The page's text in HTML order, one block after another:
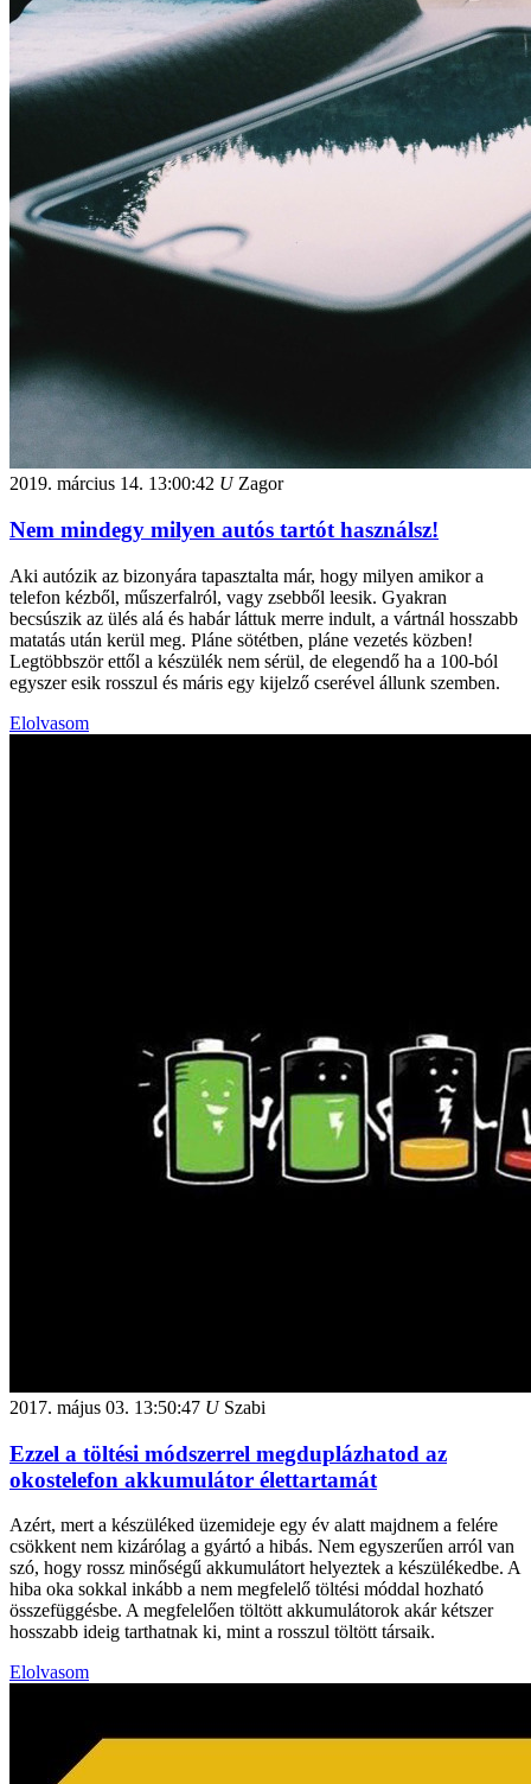
2019. március 14. 13:00:42 UZagor
Nem mindegy milyen autós tartót használsz!
Aki autózik az bizonyára tapasztalta már, hogy milyen amikor a
telefon kézből, műszerfalról, vagy zsebből leesik. Gyakran
becsúszik az ülés alá és habár láttuk merre indult, a vártnál hosszabb
matatás után kerül meg. Pláne sötétben, pláne vezetés közben!
Legtöbbször ettől a készülék nem sérül, de elegendő ha a 100-ból
egyszer esik rosszul és máris egy kijelző cserével állunk szemben.
Elolvasom
2017. május 03. 13:50:47 USzabi
Ezzel a töltési módszerrel megduplázhatod az
okostelefon akkumulátor élettartamát
Azért, mert a készüléked üzemideje egy év alatt majdnem a felére
csökkent nem kizárólag a gyártó a hibás. Nem egyszerűen arról van
szó, hogy rossz minőségű akkumulátort helyeztek a készülékedbe. A
hiba oka sokkal inkább a nem megfelelő töltési móddal hozható
összefüggésbe. A megfelelően töltött akkumulátorok akár kétszer
hosszabb ideig tarthatnak ki, mint a rosszul töltött társaik.
Elolvasom